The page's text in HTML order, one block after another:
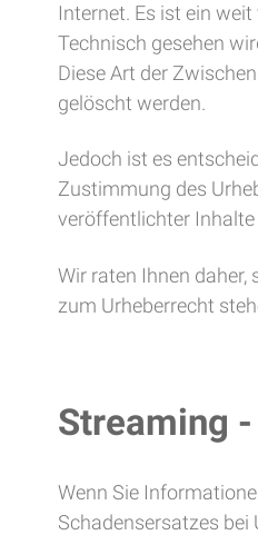
Internet. Es ist ein
Technisch gesehen
Diese Art der
gelöscht werden.
Jedoch ist es
Zustimmung des
veröffentlichter
Wir raten Ihnen daher,
zum Urheberrecht
Streaming
Wenn Sie
Schadensersatzes